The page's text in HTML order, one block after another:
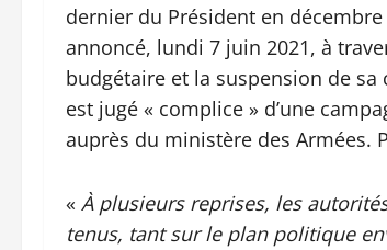
dernier du Président en
annoncé, lundi 7 juin 2021, à
budgétaire et la suspension de sa
est jugé « complice » d’une
auprès du ministère des Armées.
« À plusieurs reprises, les
tenus, tant sur le plan politique